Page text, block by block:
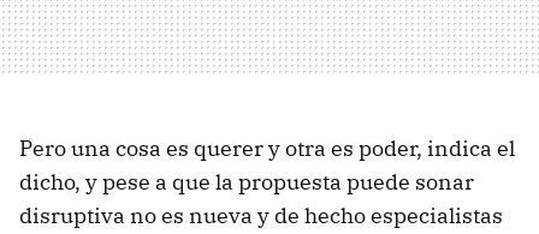
Pero una cosa es querer y otra es poder, indica el
dicho, y pese a que la propuesta puede sonar
disruptiva no es nueva y de hecho especialistas